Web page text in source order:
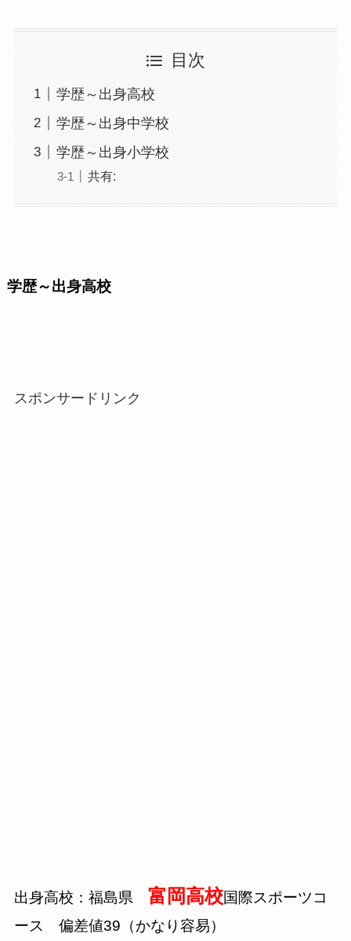
目次
学歴～出身高校
学歴～出身中学校
学歴～出身小学校
共有:
学歴～出身高校
スポンサードリンク
出身高校：福島県 富岡高校国際スポーツコ
ース 偏差値39 （かなり容易）